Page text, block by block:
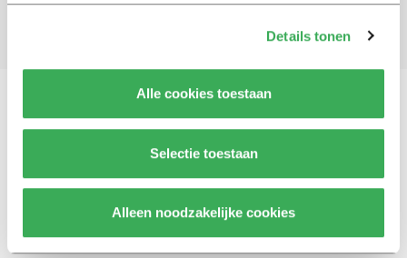
Details tonen
Alle cookies toestaan
Selectie toestaan
Alleen noodzakelijke cookies
Aanmelden
Vragen, opmerkingen of tips?
© 2026 -Over ons Disclaimer Adverteren Werken bij Contact